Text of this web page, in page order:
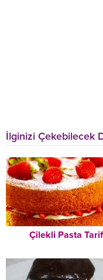
İlginizi Çekebilecek
Çilekli Pasta